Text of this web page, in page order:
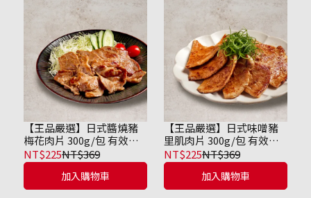
【王品嚴選】日式醬燒豬
梅花肉片 300g/包 有效期
限到2026/12/02
NT$225NT$369
加入購物車
【王品嚴選】日式味噌豬
里肌肉片 300g/包 有效期
限到2026/12/02
NT$225NT$369
加入購物車